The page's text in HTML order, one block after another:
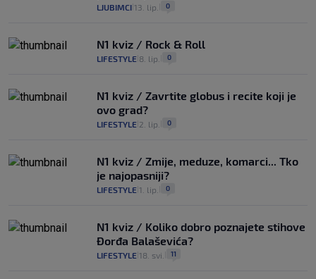
LJUBIMCI 13. lip. 0
N1 kviz / Rock & Roll
LIFESTYLE 8. lip. 0
N1 kviz / Zavrtite globus i recite koji je
ovo grad?
LIFESTYLE 2. lip. 0
N1 kviz / Zmije, meduze, komarci... Tko
je najopasniji?
LIFESTYLE 1. lip. 0
N1 kviz / Koliko dobro poznajete stihove
Đorđa Balaševića?
LIFESTYLE 18. svi. 11